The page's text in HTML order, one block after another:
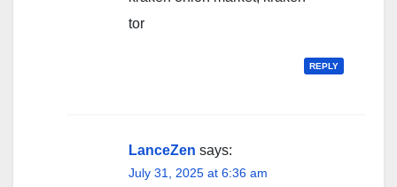
tor
REPLY
LanceZen says:
July 31, 2025 at 6:36 am